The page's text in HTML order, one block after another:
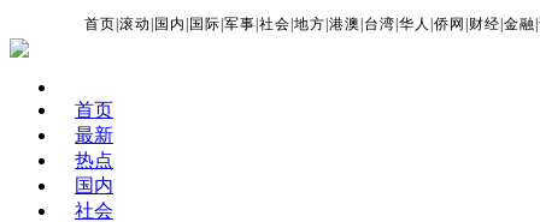
首页 |滚动 国内 国际 |军事 |社会 |地方 |港澳 台湾 |华人 |侨网 财经 |金融 |
首页
最新
热点
国内
社会